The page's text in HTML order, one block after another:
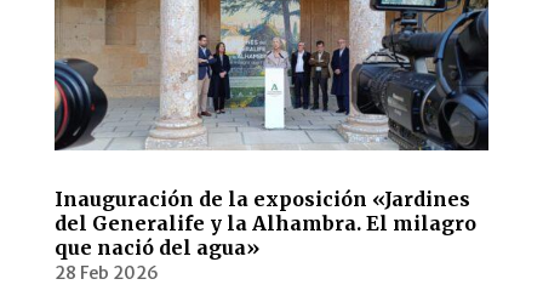
Inauguración de la exposición «Jardines
del Generalife y la Alhambra. El milagro
que nació del agua»
28 Feb 2026